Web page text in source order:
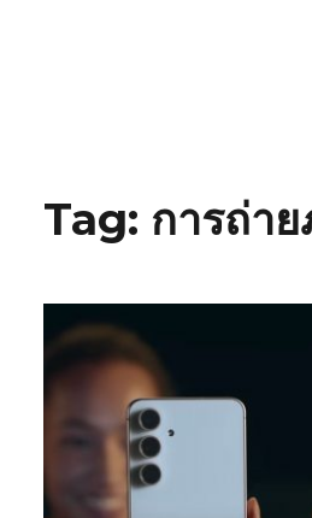
Tag: การถ่า